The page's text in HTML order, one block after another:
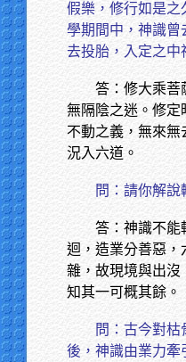
假樂，修行如是之
學期間中，神識曾
去投胎，入定之中
答：修大乘菩
無隔陰之迷。修定
不動之義，無來無
況入六道。
問：請你解
答：神識不能
迴，造業分善惡，
雜，故現境與出沒
知其一可概其餘。
問：古今對
後，神識由業力牽